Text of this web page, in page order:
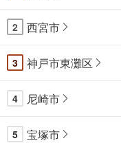
2 西宮市
3 神戸市東灘区
4 尼崎市
5 宝塚市